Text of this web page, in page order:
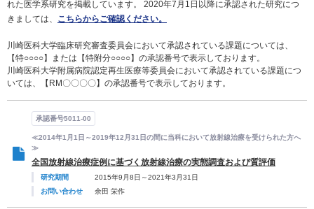
れた医学系研究を掲載しています。 2020年7月1日以降に承認された研究につ
きましては、 こちらからご確認ください。
川崎医科大学臨床研究審査委員会において承認されている課題については、
【特○○○○】または【特附分○○○○】の承認番号で表示しております。
川崎医科大学附属病院認定再生医療等委員会において承認されている課題につ
いては、【RM〇〇〇〇】の承認番号で表示しております。
承認番号5011-00
≪2014年1月1日～2019年12月31日の間に当科において放射線治療を受けられた方へ
≫
全国放射線治療症例に基づく放射線治療の実態調査および質評価
研究期間
2015年9月8日～2021年3月31日
お問い合わせ
余田 栄作